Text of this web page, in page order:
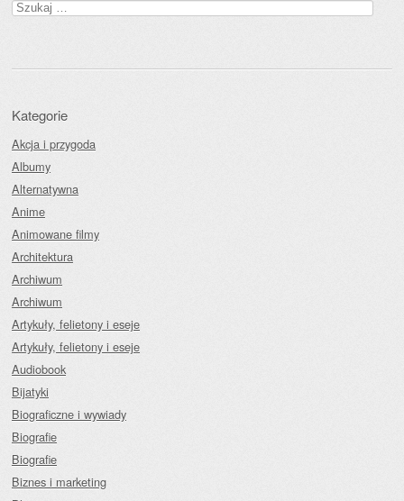
Szukaj:
Kategorie
Akcja i przygoda
Albumy
Alternatywna
Anime
Animowane filmy
Architektura
Archiwum
Archiwum
Artykuły, felietony i eseje
Artykuły, felietony i eseje
Audiobook
Bijatyki
Biograficzne i wywiady
Biografie
Biografie
Biznes i marketing